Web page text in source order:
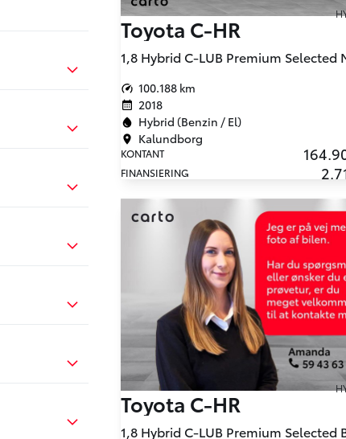
Toyota C-HR
100.188 km
2018
Hybrid (Benzin / El)
Kalundborg
KONTANT
FINANSIERING
Toyota C-HR